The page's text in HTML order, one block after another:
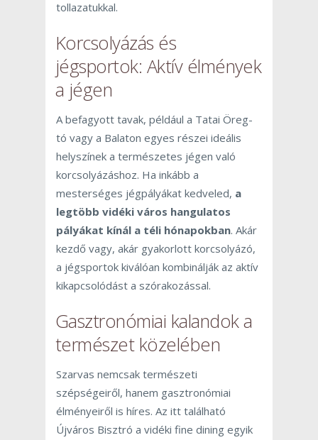
tollazatukkal.
Korcsolyázás és
jégsportok: Aktív élmények
a jégen
A befagyott tavak, például a Tatai Öreg-
tó vagy a Balaton egyes részei ideális
helyszínek a természetes jégen való
korcsolyázáshoz. Ha inkább a
mesterséges jégpályákat kedveled, a
legtöbb vidéki város hangulatos
pályákat kínál a téli hónapokban. Akár
kezdő vagy, akár gyakorlott korcsolyázó,
a jégsportok kiválóan kombinálják az aktív
kikapcsolódást a szórakozással.
Gasztronómiai kalandok a
természet közelében
Szarvas nemcsak természeti
szépségeiről, hanem gasztronómiai
élményeiről is híres. Az itt található
Újváros Bisztró a vidéki fine dining egyik